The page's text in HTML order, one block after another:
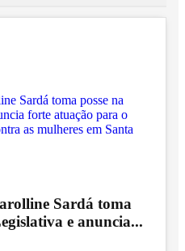
Sardá toma
e anuncia...